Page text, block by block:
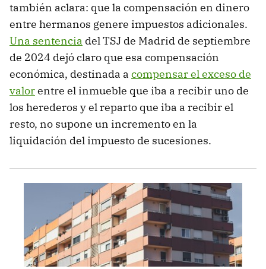
también aclara: que la compensación en dinero
entre hermanos genere impuestos adicionales.
Una sentencia del TSJ de Madrid de septiembre
de 2024 dejó claro que esa compensación
económica, destinada a compensar el exceso de
valorentre el inmueble que iba a recibir uno de
los herederos y el reparto que iba a recibir el
resto, no supone un incremento en la
liquidación del impuesto de sucesiones.